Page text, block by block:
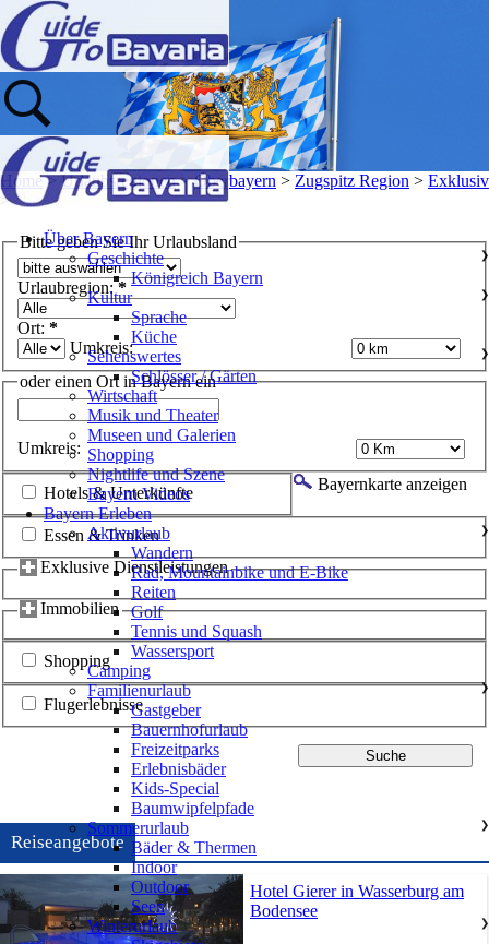
Home>Urlaubsregionen>Oberbayern > Zugspitz Region > Exklusiv
>
Bitte geben Sie Ihr Urlaubsland
Urlaubregion:*
Ort: *
Umkreis:
oder einen Ort in Bayern ein
Umkreis:
Bayernkarte anzeigen
Hotels & Unterkünfte
Essen & Trinken
Exklusive Dienstleistungen
Immobilien
Shopping
Flugerlebnisse
Reiseangebote
Hotel Gierer in Wasserburg am
Bodensee
Über Bayern
Geschichte
❯
Königreich Bayern
Kultur
❯
Sprache
Küche
Sehenswertes
❯
Schlösser / Gärten
Wirtschaft
Musik und Theater
Museen und Galerien
Shopping
Nightlife und Szene
Bayern Videos
Bayern Erleben
Aktivurlaub
❯
Wandern
Rad, Mountainbike und E-Bike
Reiten
Golf
Tennis und Squash
Wassersport
Camping
Familienurlaub
❯
Gastgeber
Bauernhofurlaub
Freizeitparks
Erlebnisbäder
Kids-Special
Baumwipfelpfade
Sommerurlaub
❯
Bäder & Thermen
Indoor
Outdoor
Seen
Winterurlaub
❯